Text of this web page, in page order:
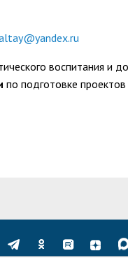
воспитания и
по подготовке